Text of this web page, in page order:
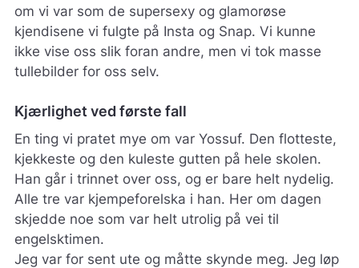
om vi var som de supersexy og glamorøse
kjendisene vi fulgte på Insta og Snap. Vi kunne
ikke vise oss slik foran andre, men vi tok masse
tullebilder for oss selv.
Kjærlighet ved første fall
En ting vi pratet mye om var Yossuf. Den flotteste,
kjekkeste og den kuleste gutten på hele skolen.
Han går i trinnet over oss, og er bare helt nydelig.
Alle tre var kjempeforelska i han. Her om dagen
skjedde noe som var helt utrolig på vei til
engelsktimen.
Jeg var for sent ute og måtte skynde meg. Jeg løp